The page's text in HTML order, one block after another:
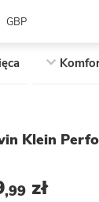
GBP
Klein
,99 zł